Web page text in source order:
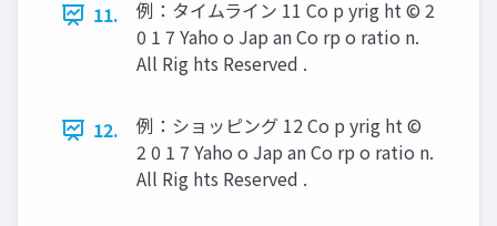
11.
例：タイムライン 11 Co p yrig ht © 2
0 1 7 Yaho o Jap an Co rp o ratio n.
All Rig hts Reserved .
12.
例：ショッピング 12 Co p yrig ht ©
2 0 1 7 Yaho o Jap an Co rp o ratio n.
All Rig hts Reserved .